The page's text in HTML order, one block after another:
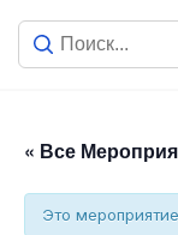
« Все
Это